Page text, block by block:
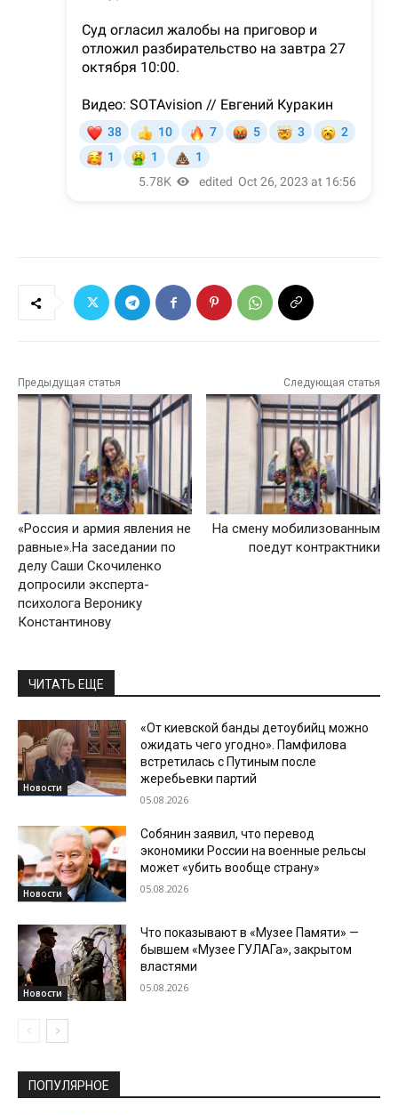
Предыдущая статья
«Россия и армия явления не
равные».На заседании по
делу Саши Скочиленко
допросили эксперта-
психолога Веронику
Константинову
Следующая статья
На смену мобилизованным
поедут контрактники
ЧИТАТЬ ЕЩЕ
Новости
«От киевской банды детоубийц можно
ожидать чего угодно». Памфилова
встретилась с Путиным после
жеребьевки партий
05.08.2026
Новости
Собянин заявил, что перевод
экономики России на военные рельсы
может «убить вообще страну»
05.08.2026
Новости
Что показывают в «Музее Памяти» —
бывшем «Музее ГУЛАГа», закрытом
властями
05.08.2026
ПОПУЛЯРНОЕ